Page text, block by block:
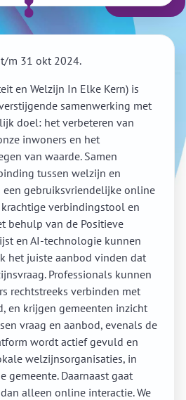
m 31 okt 2024.
en Welzijn In Elke Kern) is
samenwerking met
doel: het verbeteren van
inwoners en het
van waarde. Samen
tussen welzijn en
een gebruiksvriendelijke online
verbindingstool en
behulp van de Positieve
en AI-technologie kunnen
het juiste aanbod vinden dat
Professionals kunnen
rechtstreeks verbinden met
en krijgen gemeenten inzicht
vraag en aanbod, evenals de
wordt actief gevuld en
welzijnsorganisaties, in
gemeente. Daarnaast gaat
alleen online interactie. We